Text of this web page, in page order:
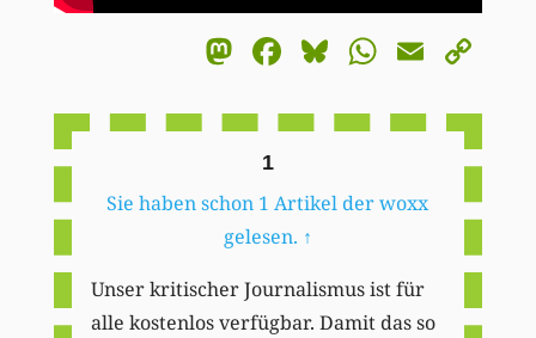
Mastodon
Facebook
BlueskyEmail
1
Sie haben schon 1 Artikel der woxx
gelesen. ↑
Unser kritischer Journalismus ist für
alle kostenlos verfügbar. Damit das so